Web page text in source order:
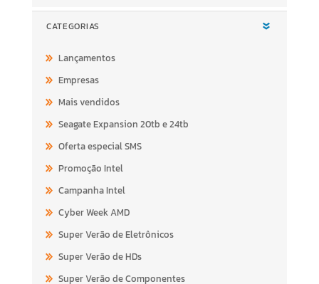
CATEGORIAS
Lançamentos
Empresas
Mais vendidos
Seagate Expansion 20tb e 24tb
Oferta especial SMS
Promoção Intel
Campanha Intel
Cyber Week AMD
Super Verão de Eletrônicos
Super Verão de HDs
Super Verão de Componentes